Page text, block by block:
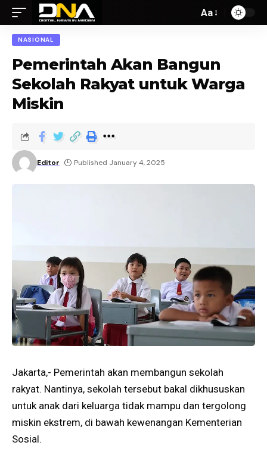
Aa
NASIONAL
Pemerintah Akan Bangun
Sekolah Rakyat untuk Warga
Miskin
Editor Published January 4, 2025
Jakarta,- Pemerintah akan membangun sekolah
rakyat. Nantinya, sekolah tersebut bakal dikhususkan
untuk anak dari keluarga tidak mampu dan tergolong
miskin ekstrem, di bawah kewenangan Kementerian
Sosial.